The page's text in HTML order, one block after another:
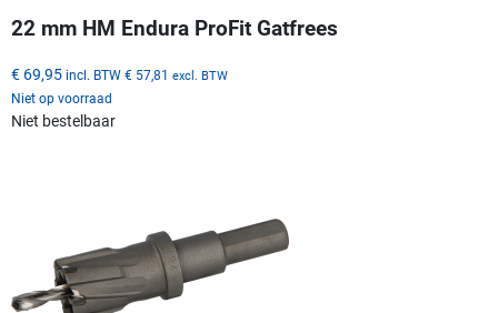
22 mm HM Endura ProFit Gatfrees
€ 69,95 incl. BTW € 57,81 excl. BTW
Niet op voorraad
Niet bestelbaar